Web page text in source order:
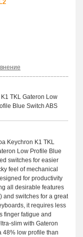
TKL Gateron Low
Blue Switch ABS
Keychron K1 TKL
Low Profile Blue
switches for easier
feel of mechanical
for productivity
all desirable features
and switches for a great
it requires less
finger fatigue and
slim with Gateron
48% low profile than